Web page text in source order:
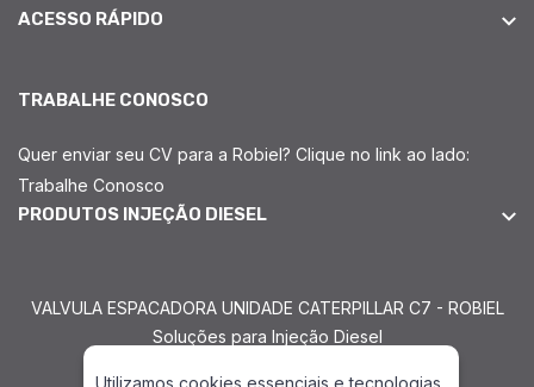
ACESSO RÁPIDO
TRABALHE CONOSCO
Quer enviar seu CV para a Robiel? Clique no link ao lado:
Trabalhe Conosco
PRODUTOS INJEÇÃO DIESEL
VALVULA ESPACADORA UNIDADE CATERPILLAR C7 - ROBIEL
Soluções para Injeção Diesel
Utilizamos cookies essenciais e tecnologias